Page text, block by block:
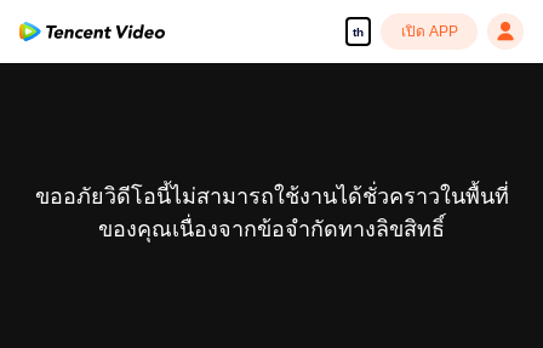
th เปิด APP
ขออภัยวิดีโอนี้ไม่สามารถใช้งานได้ชั่วคราวในพื้นที่
ของคุณเนื่องจากข้อจำกัดทางลิขสิทธิ์